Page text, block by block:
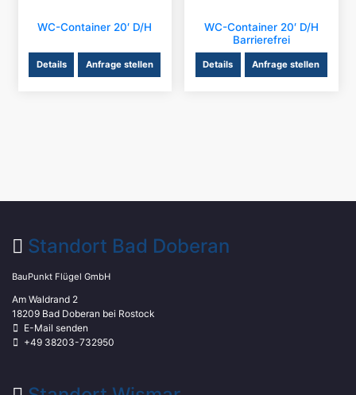
WC-Container 20′ D/H
Details Anfrage stellen
WC-Container 20′ D/H
Barrierefrei
Details Anfrage stellen
Standort Bad Doberan
BauPunkt Flügel GmbH
Am Waldrand 2
18209 Bad Doberan bei Rostock
E-Mail senden
+49 38203-732950